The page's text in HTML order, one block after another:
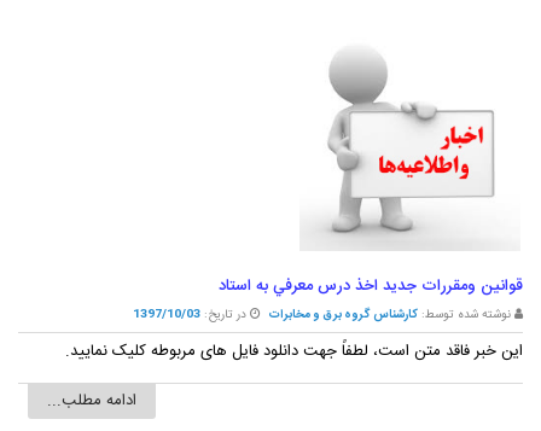
قوانين ومقررات جديد اخذ درس معرفي به استاد
نوشته شده توسط: کارشناس گروه برق و مخابرات در تاریخ: 1397/10/03
این خبر فاقد متن است، لطفاً جهت دانلود فایل های مربوطه کلیک نمایید.
ادامه مطلب...